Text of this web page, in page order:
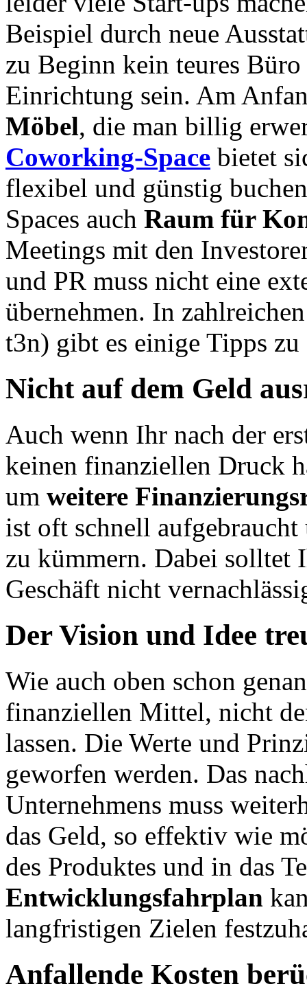
Beispiel durch neue
zu Beginn kein teures
Einrichtung sein. Am
Möbel, die man billig
Coworking-Space bietet
flexibel und günstig
Spaces auch Raum für
Meetings mit den
und PR muss nicht eine
übernehmen. In
t3n) gibt es einige Tipps
Nicht auf dem Geld
Auch wenn Ihr nach der
keinen finanziellen Druck
um weitere
ist oft schnell
zu kümmern. Dabei solltet
Geschäft nicht
Der Vision und Idee
Wie auch oben schon
finanziellen Mittel, nicht
lassen. Die Werte und
geworfen werden. Das
Unternehmens muss
das Geld, so effektiv wie
des Produktes und in das
Entwicklungsfahrplan
langfristigen Zielen
Anfallende Kosten